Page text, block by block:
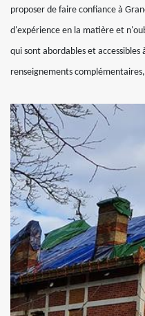
proposer de faire confiance à
d'expérience en la matière et
qui sont abordables et accessibles
renseignements